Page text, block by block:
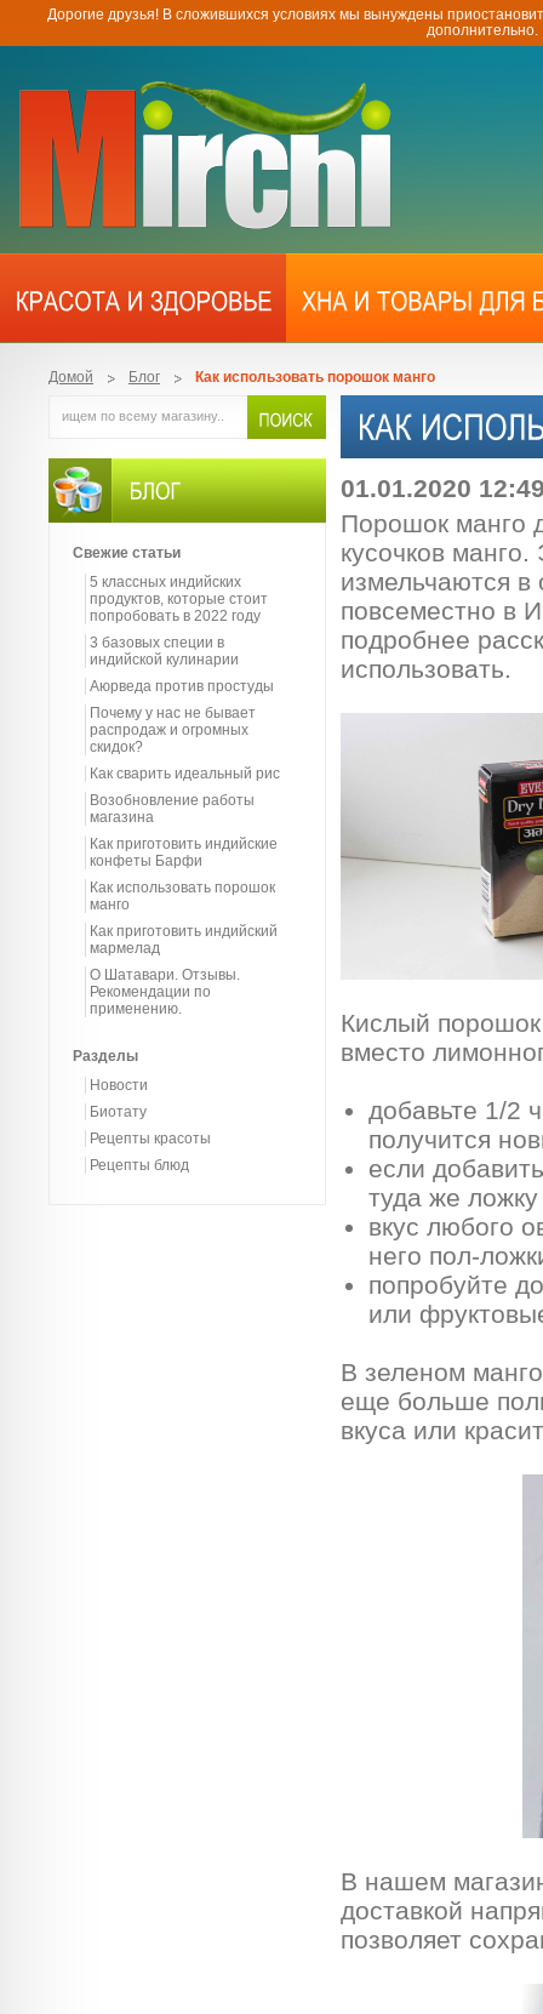
Дорогие друзья! В сложившихся условиях мы вынуждены
Домой Блог Как использовать порошок манго
01.01.2020
Порошок манго
кусочков
измельчаются в
повсеместно в
подробнее
использовать.
Кислый
вместо
добавьте 1/2
получится
если
туда же
вкус любого
него пол-
попробуйте
или
В зеленом
еще больше
вкуса или
В нашем
доставкой
позволяет
Свежие статьи
5 классных индийских
продуктов, которые стоит
попробовать в 2022 году
3 базовых специи в
индийской кулинарии
Аюрведа против простуды
Почему у нас не бывает
распродаж и огромных
скидок?
Как сварить идеальный рис
Возобновление работы
магазина
Как приготовить индийские
конфеты Барфи
Как использовать порошок
манго
Как приготовить индийский
мармелад
О Шатавари. Отзывы.
Рекомендации по
применению.
Разделы
Новости
Биотату
Рецепты красоты
Рецепты блюд